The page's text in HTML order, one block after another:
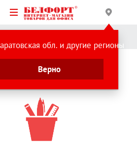
обл. и другие регионы
Верно
Главная страница
Каталог